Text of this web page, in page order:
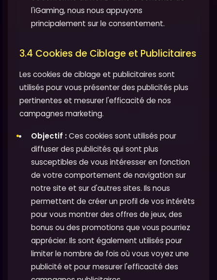
l'iGaming, nous nous appuyons
principalement sur le consentement.
3.4 Cookies de Ciblage et Publicitaires
Les cookies de ciblage et publicitaires sont
utilisés pour vous présenter des publicités plus
pertinentes et mesurer l'efficacité de nos
campagnes marketing.
Objectif :Ces cookies sont utilisés pour
diffuser des publicités qui sont plus
susceptibles de vous intéresser en fonction
de votre comportement de navigation sur
notre site et sur d'autres sites. Ils nous
permettent de créer un profil de vos intérêts
pour vous montrer des offres de jeux, des
bonus ou des promotions que vous pourriez
apprécier. Ils sont également utilisés pour
limiter le nombre de fois où vous voyez une
publicité et pour mesurer l'efficacité des